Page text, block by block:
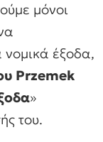
μόνοι
έξοδα,
Przemek
»
του.